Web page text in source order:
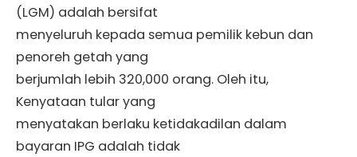
(LGM) adalah bersifat
menyeluruh kepada semua pemilik kebun dan
penoreh getah yang
berjumlah lebih 320,000 orang. Oleh itu,
Kenyataan tular yang
menyatakan berlaku ketidakadilan dalam
bayaran IPG adalah tidak